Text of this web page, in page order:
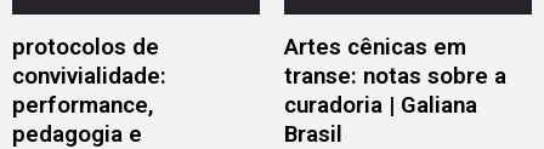
protocolos de
convivialidade:
performance,
pedagogia e
Artes cênicas em
transe: notas sobre a
curadoria | Galiana
Brasil